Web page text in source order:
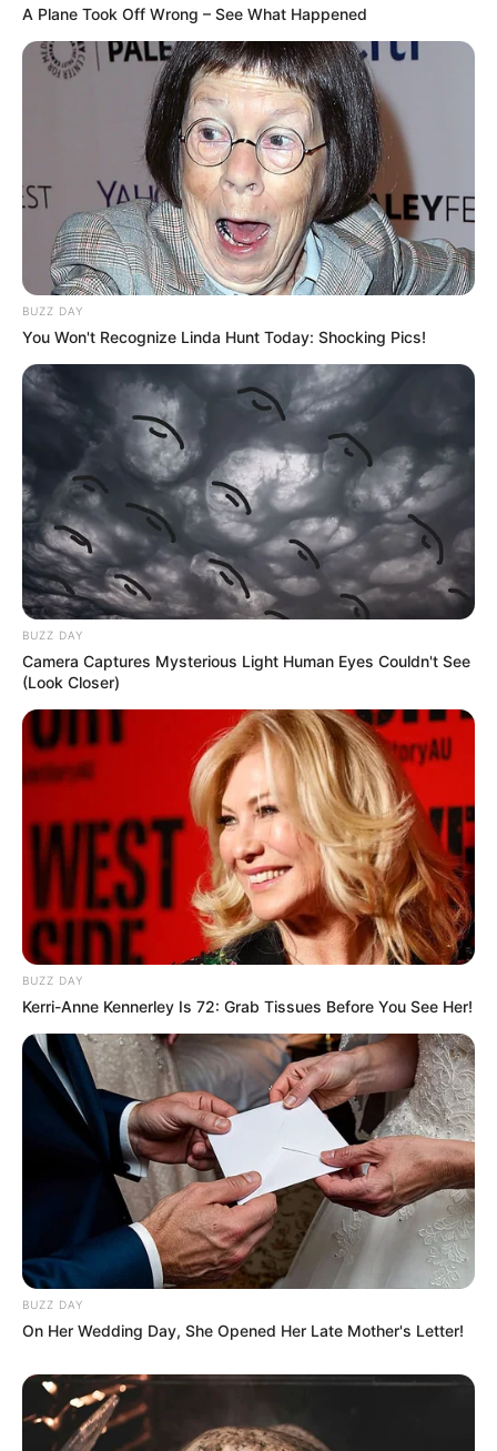
A Plane Took Off Wrong – See What Happened
BUZZ DAY
You Won't Recognize Linda Hunt Today: Shocking Pics!
BUZZ DAY
Camera Captures Mysterious Light Human Eyes Couldn't See
(Look Closer)
BUZZ DAY
Kerri-Anne Kennerley Is 72: Grab Tissues Before You See Her!
BUZZ DAY
On Her Wedding Day, She Opened Her Late Mother's Letter!